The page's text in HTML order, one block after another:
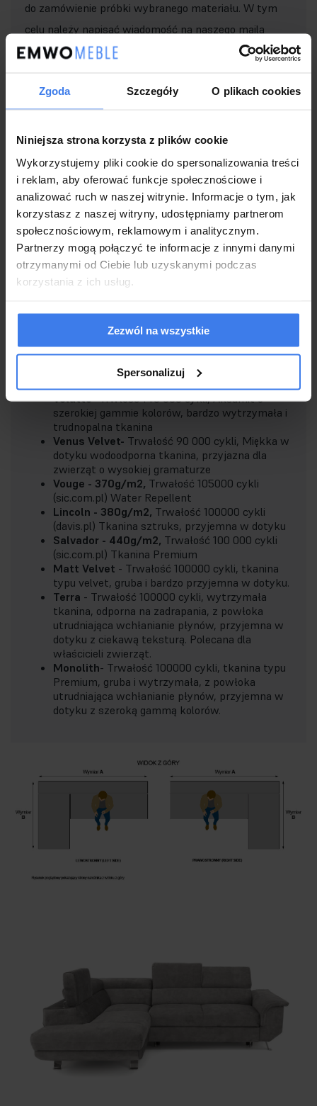
Zgoda Szczegóły O plikach cookies
Niniejsza strona korzysta z plików cookie
Wykorzystujemy pliki cookie do spersonalizowania treści
i reklam, aby oferować funkcje społecznościowe i
analizować ruch w naszej witrynie. Informacje o tym, jak
korzystasz z naszej witryny, udostępniamy partnerom
społecznościowym, reklamowym i analitycznym.
Partnerzy mogą połączyć te informacje z innymi danymi
otrzymanymi od Ciebie lub uzyskanymi podczas
korzystania z ich usług.
Zezwól na wszystkie
Spersonalizuj
do zamówienie próbki wybranego materiału. W tym
celu należy napisać wiadomość na naszego maila
sklep@emwomeble.pl i podać jakie kolory Państwa
Tkaniny
Tkanina podstawowa:
Kronos- Trwałość 30 000 cykli, tkanina
podstawowa miękka w dotyku.
Inne tkaniny za dopłatą:
cykli
- Trwałość 100 000 cykli, Wysokiej
Velutto- Trwłość 140 000 cykli, Aksamit o
szerokiej gammie kolorów, bardzo wytrzymała i
trudnopalna tkanina
Venus Velvet- Trwałość 90 000 cykli, Miękka w
dotyku wodoodporna tkanina, przyjazna dla
zwierząt o wysokiej gramaturze
Vouge - 370g/m2, Trwałość 105000 cykli
(sic.com.pl) Water Repellent
Lincoln - 380g/m2, Trwałość 100000 cykli
(davis.pl) Tkanina sztruks, przyjemna w dotyku
Salvador - 440g/m2, Trwałość 100 000 cykli
(sic.com.pl) Tkanina Premium
Matt Velvet - Trwałość 100000 cykli, tkanina
typu velvet, gruba i bardzo przyjemna w dotyku.
Terra - Trwałość 100000 cykli, wytrzymała
tkanina, odporna na zadrapania, z powłoka
utrudniająca wchłanianie płynów, przyjemna w
dotyku z ciekawą teksturą. Polecana dla
właścicieli zwierząt.
Monolith- Trwałość 100000 cykli, tkanina typu
Premium, gruba i wytrzymała, z powłoka
utrudniająca wchłanianie płynów, przyjemna w
dotyku z szeroką gammą kolorów.